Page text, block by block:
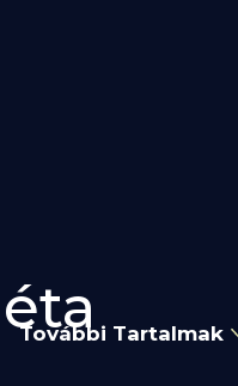
További Tartalmak